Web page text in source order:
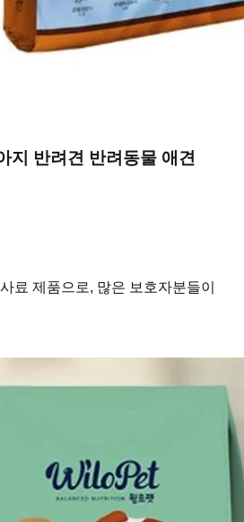
지 반려견 반려동물 애견
료 제품으로, 많은 보호자분들이